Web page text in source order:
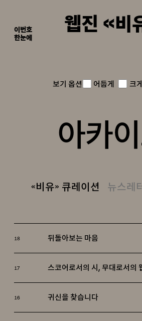
웹진 《비
이
이번호
한눈에
보기 옵션 어둡게 크게
아카
《비유》 큐레이션 뉴스레
18 뒤돌아보는 마음
17 스코어로서의 시, 무대로서의
16 귀신을 찾습니다